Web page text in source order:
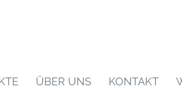
ÜBER UNS KONTAKT